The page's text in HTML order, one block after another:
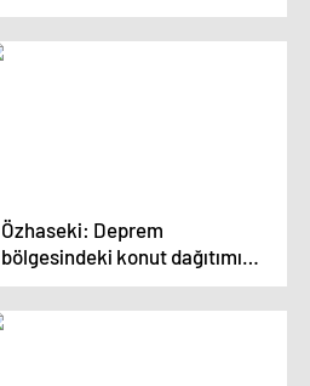
gömdük
Özhaseki: Deprem
bölgesindeki konut dağıtımı
devam ediyor